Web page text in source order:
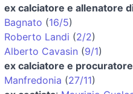
ex calciatore e allenatore
Bagnato (16/5)
Roberto Landi (2/2)
Alberto Cavasin (9/1)
ex calciatore e
Manfredonia (27/11)